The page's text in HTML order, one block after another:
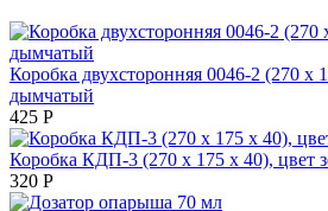
Коробка двухсторонняя 0046-2 (270 х
дымчатый
425 Р
Коробка КДП-3 (270 х 175 х 40), цвет
320 Р